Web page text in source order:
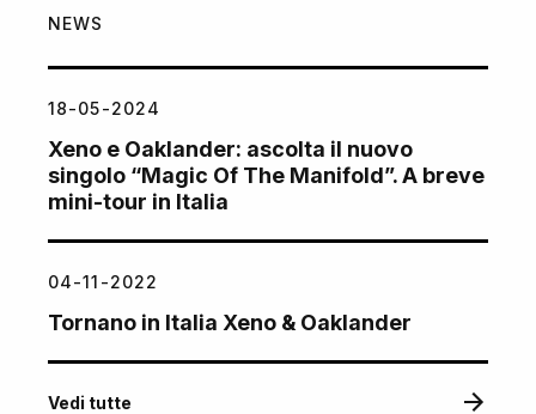
NEWS
18-05-2024
Xeno e Oaklander: ascolta il nuovo
singolo “Magic Of The Manifold”. A breve
mini-tour in Italia
04-11-2022
Tornano in Italia Xeno & Oaklander
Vedi tutte